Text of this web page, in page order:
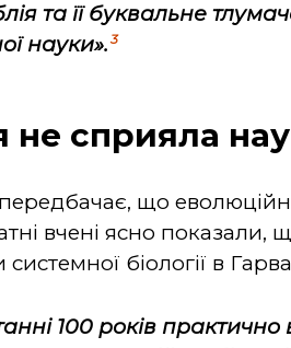
та її буквальне
науки». 3
не сприяла
що
вчені ясно
біології в
100 років